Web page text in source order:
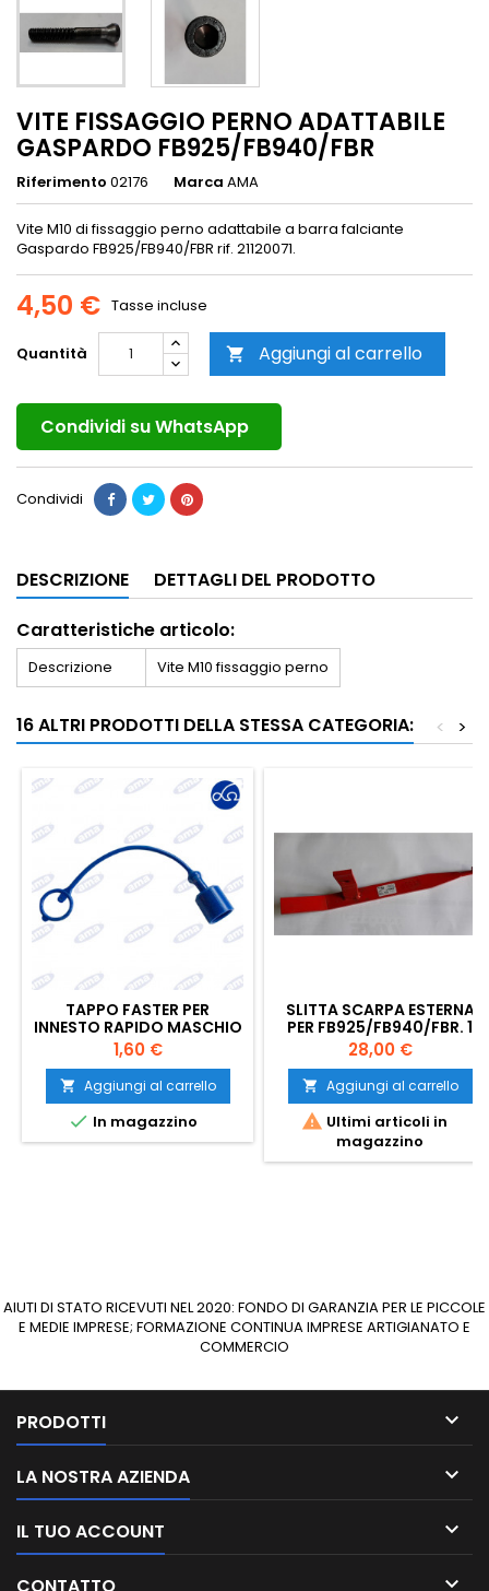
VITE FISSAGGIO PERNO ADATTABILE
GASPARDO FB925/FB940/FBR
Riferimento 02176 Marca AMA
Vite M10 di fissaggio perno adattabile a barra falciante
Gaspardo FB925/FB940/FBR rif. 21120071.
4,50 € Tasse incluse
Quantità  Aggiungi al carrello
Condividi su WhatsApp
Condividi
DESCRIZIONE
DETTAGLI DEL PRODOTTO
Caratteristiche articolo:
Descrizione Vite M10 fissaggio perno
16 ALTRI PRODOTTI DELLA STESSA CATEGORIA: >
<
TAPPO FASTER PER
INNESTO RAPIDO MASCHIO
DA 1/2" COLORE BLU
Prezzo
1,60 €
 Aggiungi al carrello
 In magazzino
SLITTA SCARPA ESTERNA
PER FB925/FB940/FBR. 1
PEZZO
Prezzo
28,00 €
 Aggiungi al carrello
 Ultimi articoli in
magazzino
AIUTI DI STATO RICEVUTI NEL 2020: FONDO DI GARANZIA PER LE PICCOLE
E MEDIE IMPRESE; FORMAZIONE CONTINUA IMPRESE ARTIGIANATO E
COMMERCIO
PRODOTTI 
LA NOSTRA AZIENDA 
IL TUO ACCOUNT 
CONTATTO 